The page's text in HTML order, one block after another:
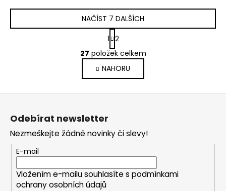
O
v
l
á
d
p
r
v
k
y
NAČÍST 7 DALŠÍCH
S
t
r
á
n
k
o
í
1 2
27 položek celkem
NAHORU
Odebírat newsletter
Nezmeškejte žádné novinky či slevy!
E-mail
Vložením e-mailu souhlasíte s podmínkami
ochrany osobních údajů